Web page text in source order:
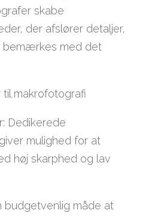
skabe
der afslører detaljer,
bemærkes med det
til makrofotografi
Dedikerede
mulighed for at
høj skarphed og lav
budgetvenlig måde at